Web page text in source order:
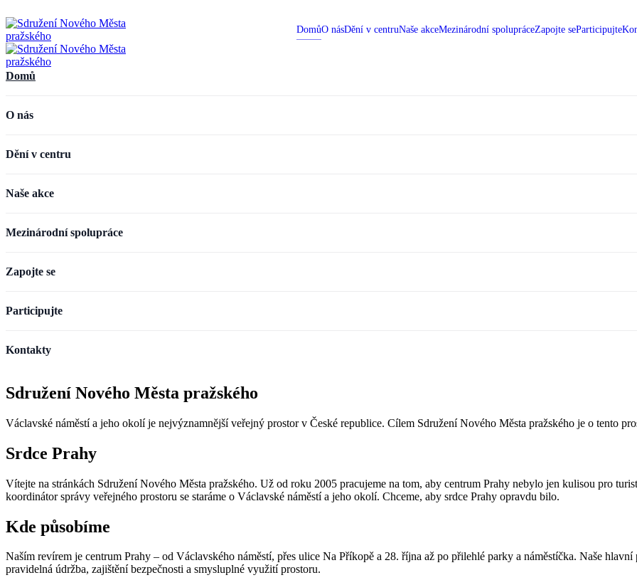
DomůO násDění v centruNaše akceMezinárodní spolupráceZapojte seParticipujte
Domů
O nás
Dění v centru
Naše akce
Mezinárodní spolupráce
Zapojte se
Participujte
Kontakty
Sdružení Nového Města pražského
Václavské náměstí a jeho okolí je nejvýznamnější veřejný prostor v České republice. Cílem Sdružení Nového Města pražského je o tento
Srdce Prahy
Vítejte na stránkách Sdružení Nového Města pražského. Už od roku 2005 pracujeme na tom, aby centrum Prahy nebylo jen kulisou pro
koordinátor správy veřejného prostoru se staráme o Václavské náměstí a jeho okolí. Chceme, aby srdce Prahy opravdu bilo.
Kde působíme
Naším revírem je centrum Prahy – od Václavského náměstí, přes ulice Na Příkopě a 28. října až po přilehlé parky a náměstíčka. Naše
pravidelná údržba, zajištění bezpečnosti a smysluplné využití prostoru.